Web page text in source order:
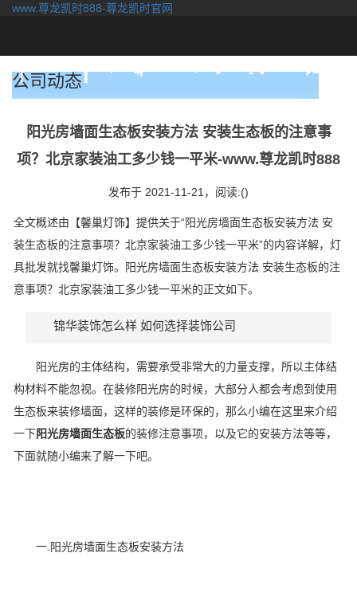
www.尊龙凯时888-尊龙凯时官网
公司动态
阳光房墙面生态板安装方法 安装生态板的注意事
项？北京家装油工多少钱一平米-www.尊龙凯时888
发布于 2021-11-21， 阅读:()
全文概述由【馨巢灯饰】提供关于“阳光房墙面生态板安装方法 安
装生态板的注意事项？北京家装油工多少钱一平米”的内容详解，灯
具批发就找馨巢灯饰。阳光房墙面生态板安装方法 安装生态板的注
意事项？北京家装油工多少钱一平米的正文如下。
锦华装饰怎么样 如何选择装饰公司
阳光房的主体结构，需要承受非常大的力量支撑，所以主体结
构材料不能忽视。在装修阳光房的时候，大部分人都会考虑到使用
生态板来装修墙面，这样的装修是环保的，那么小编在这里来介绍
一下阳光房墙面生态板的装修注意事项，以及它的安装方法等等，
下面就随小编来了解一下吧。
一.阳光房墙面生态板安装方法